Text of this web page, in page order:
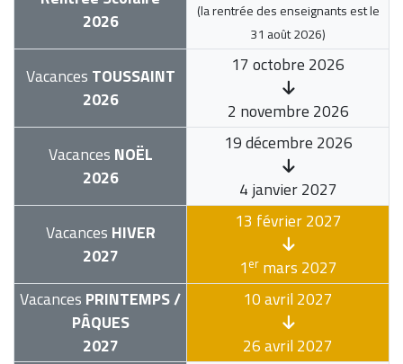
2026
(la rentrée des enseignants est le
31 août 2026)
Vacances TOUSSAINT
2026
17 octobre 2026
2 novembre 2026
Vacances NOËL
2026
19 décembre 2026
4 janvier 2027
Vacances HIVER
2027
13 février 2027
1ermars 2027
Vacances PRINTEMPS /
PÂQUES
2027
10 avril 2027
26 avril 2027